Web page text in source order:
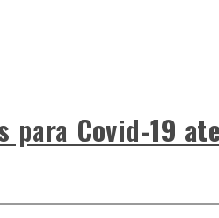
Covid-19